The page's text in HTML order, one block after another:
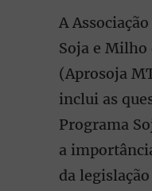
A
Soja e Milho
(Aprosoja
inclui as
Programa
a
da